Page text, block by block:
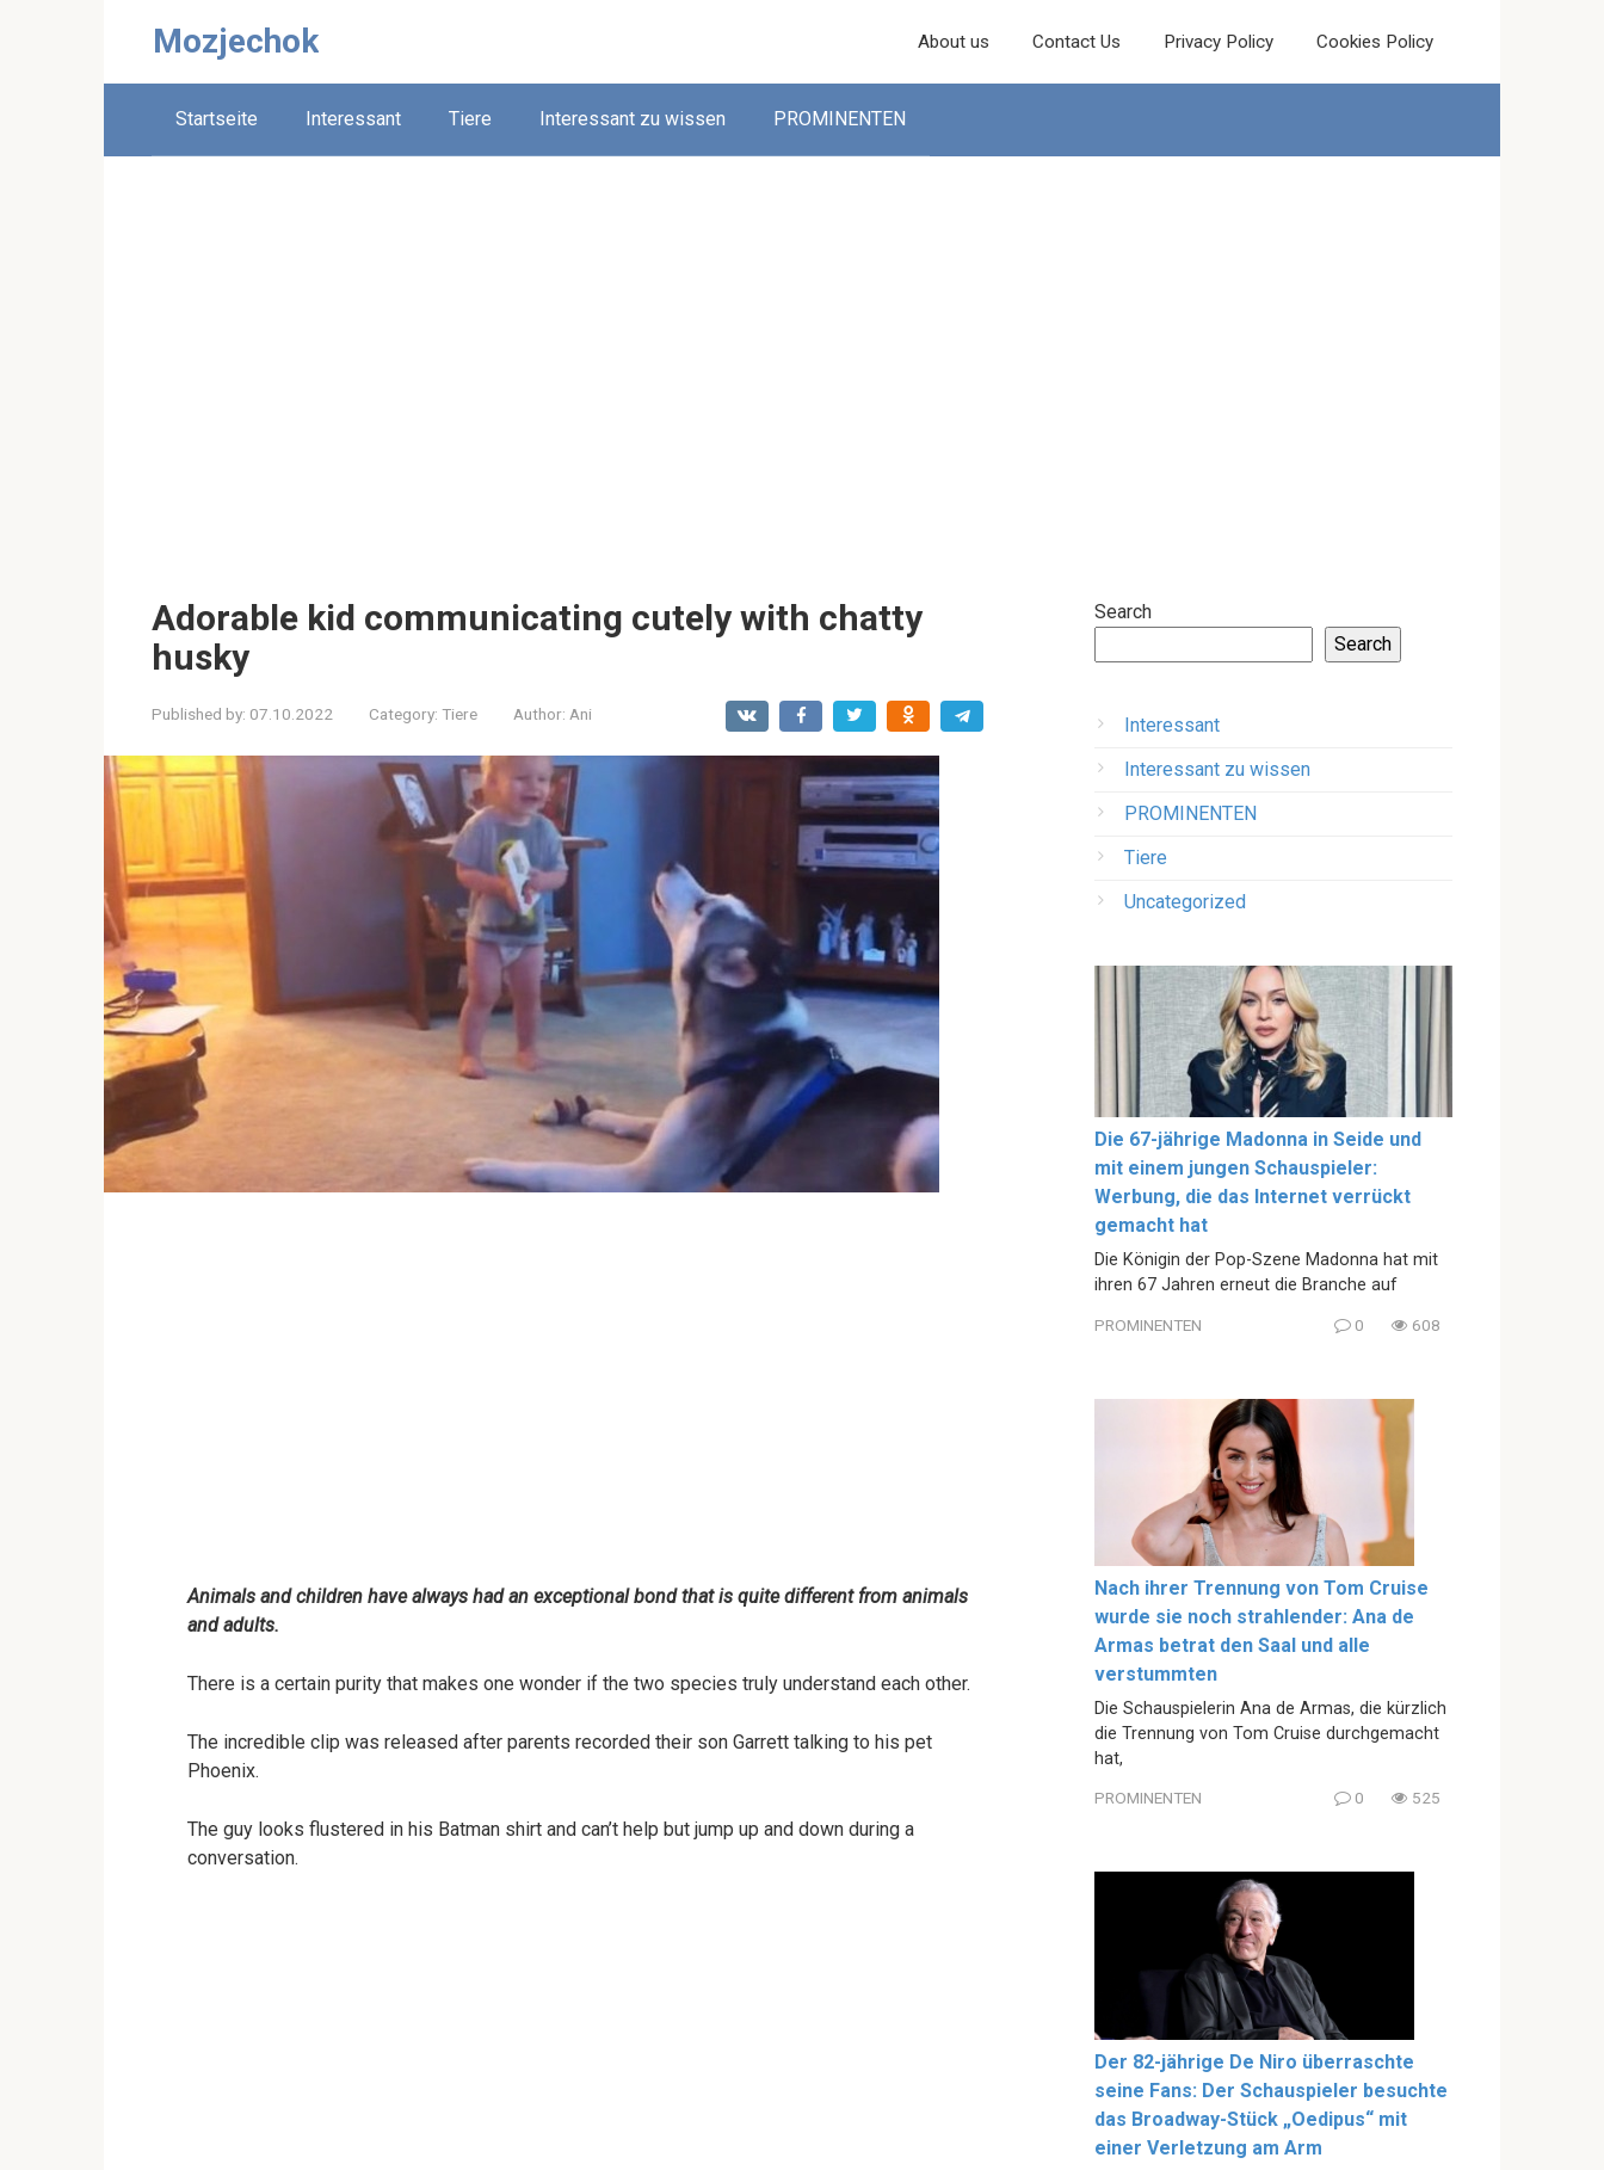
Mozjechok About us Contact Us Privacy Policy Cookies Policy
Startseite Interessant Tiere Interessant zu wissen PROMINENTEN
Adorable kid communicating cutely with chatty
husky
Published by: 07.10.2022 Category: Tiere Author: Ani
Animals and children have always had an exceptional bond that is quite different from animals
and adults.
There is a certain purity that makes one wonder if the two species truly understand each other.
The incredible clip was released after parents recorded their son Garrett talking to his pet
Phoenix.
The guy looks flustered in his Batman shirt and can’t help but jump up and down during a
conversation.
Search
Search
Interessant
Interessant zu wissen
PROMINENTEN
Tiere
Uncategorized
Die 67-jährige Madonna in Seide und
mit einem jungen Schauspieler:
Werbung, die das Internet verrückt
gemacht hat
Die Königin der Pop-Szene Madonna hat mit
ihren 67 Jahren erneut die Branche auf
PROMINENTEN 0 608
Nach ihrer Trennung von Tom Cruise
wurde sie noch strahlender: Ana de
Armas betrat den Saal und alle
verstummten
Die Schauspielerin Ana de Armas, die kürzlich
die Trennung von Tom Cruise durchgemacht
hat,
PROMINENTEN 0 525
Der 82-jährige De Niro überraschte
seine Fans: Der Schauspieler besuchte
das Broadway-Stück „Oedipus“ mit
einer Verletzung am Arm